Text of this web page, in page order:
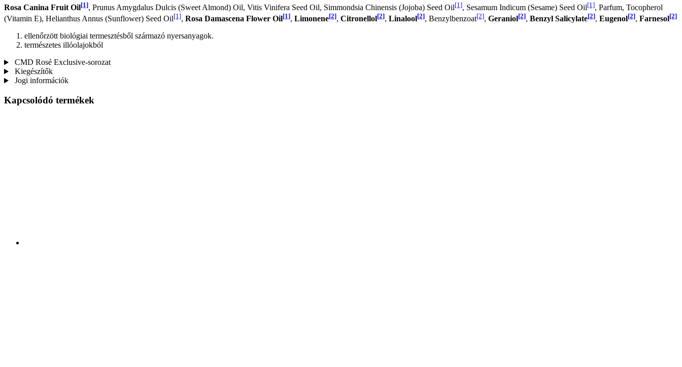
Rosa Canina Fruit Oil[1], Prunus Amygdalus Dulcis (Sweet Almond) Oil, Vitis Vinifera Seed Oil, Simmondsia Chinensis (Jojoba) Seed Oil[1], Sesamum Indicum (Sesame) Seed Oil[1], Parfum, Tocopherol
(Vitamin E), Helianthus Annus (Sunflower) Seed Oil[1], Rosa Damascena Flower Oil[1], Limonene[2], Citronellol[2], Linalool[2], Benzylbenzoat[2], Geraniol[2], Benzyl Salicylate[2], Eugenol[2], Farnesol[2]
ellenőrzött biológiai termesztésből származó nyersanyagok.
természetes illóolajokból
CMD Rosé Exclusive-sorozat
Kiegészítők
Jogi információk
Kapcsolódó termékek